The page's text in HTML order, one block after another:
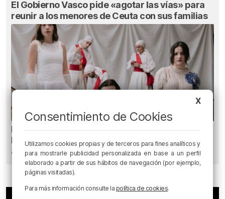
El Gobierno Vasco pide «agotar las vías» para
reunir a los menores de Ceuta con sus familias
Planes para este fin de semana en Bilbao,
Bizkaia y alrededores: del 30 de julio al 2 de
agosto
X
Consentimiento de Cookies
Utilizamos cookies propias y de terceros para fines analíticos y
para mostrarle publicidad personalizada en base a un perfil
elaborado a partir de sus hábitos de navegación (por ejemplo,
páginas visitadas).
Para más información consulte la política de cookies.